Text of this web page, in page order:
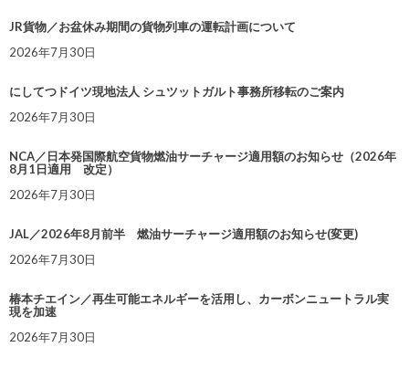
JR貨物／お盆休み期間の貨物列車の運転計画について
2026年7月30日
にしてつドイツ現地法人 シュツットガルト事務所移転のご案内
2026年7月30日
NCA／日本発国際航空貨物燃油サーチャージ適用額のお知らせ（2026年
8月1日適用 改定）
2026年7月30日
JAL／2026年8月前半 燃油サーチャージ適用額のお知らせ(変更)
2026年7月30日
椿本チエイン／再生可能エネルギーを活用し、カーボンニュートラル実
現を加速
2026年7月30日